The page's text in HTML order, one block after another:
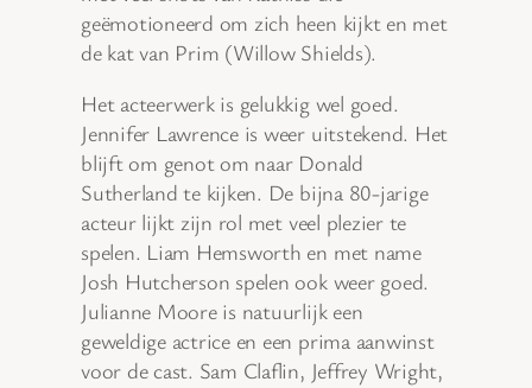
geëmotioneerd om zich heen kijkt en met
de kat van Prim (Willow Shields).
Het acteerwerk is gelukkig wel goed.
Jennifer Lawrence is weer uitstekend. Het
blijft om genot om naar Donald
Sutherland te kijken. De bijna 80-jarige
acteur lijkt zijn rol met veel plezier te
spelen. Liam Hemsworth en met name
Josh Hutcherson spelen ook weer goed.
Julianne Moore is natuurlijk een
geweldige actrice en een prima aanwinst
voor de cast. Sam Claflin, Jeffrey Wright,